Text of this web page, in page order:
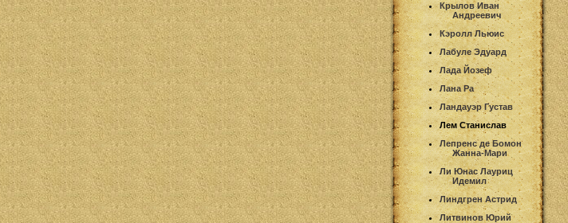
Крылов Иван
Андреевич
Кэролл Льюис
Лабуле Эдуард
Лада Йозеф
Лана Ра
Ландауэр Густав
Лем Станислав
Лепренс де Бомон
Жанна-Мари
Ли Юнас Лауриц
Идемил
Линдгрен Астрид
Литвинов Юрий